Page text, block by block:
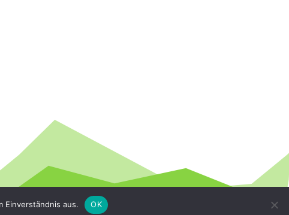
Einverständnis aus. OK